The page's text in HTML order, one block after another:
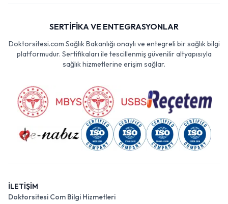
SERTİFİKA VE ENTEGRASYONLAR
Doktorsitesi.com Sağlık Bakanlığı onaylı ve entegreli bir sağlık bilgi
platformudur. Sertifikaları ile tescillenmiş güvenilir altyapısıyla
sağlık hizmetlerine erişim sağlar.
İLETİŞİM
Doktorsitesi Com Bilgi Hizmetleri